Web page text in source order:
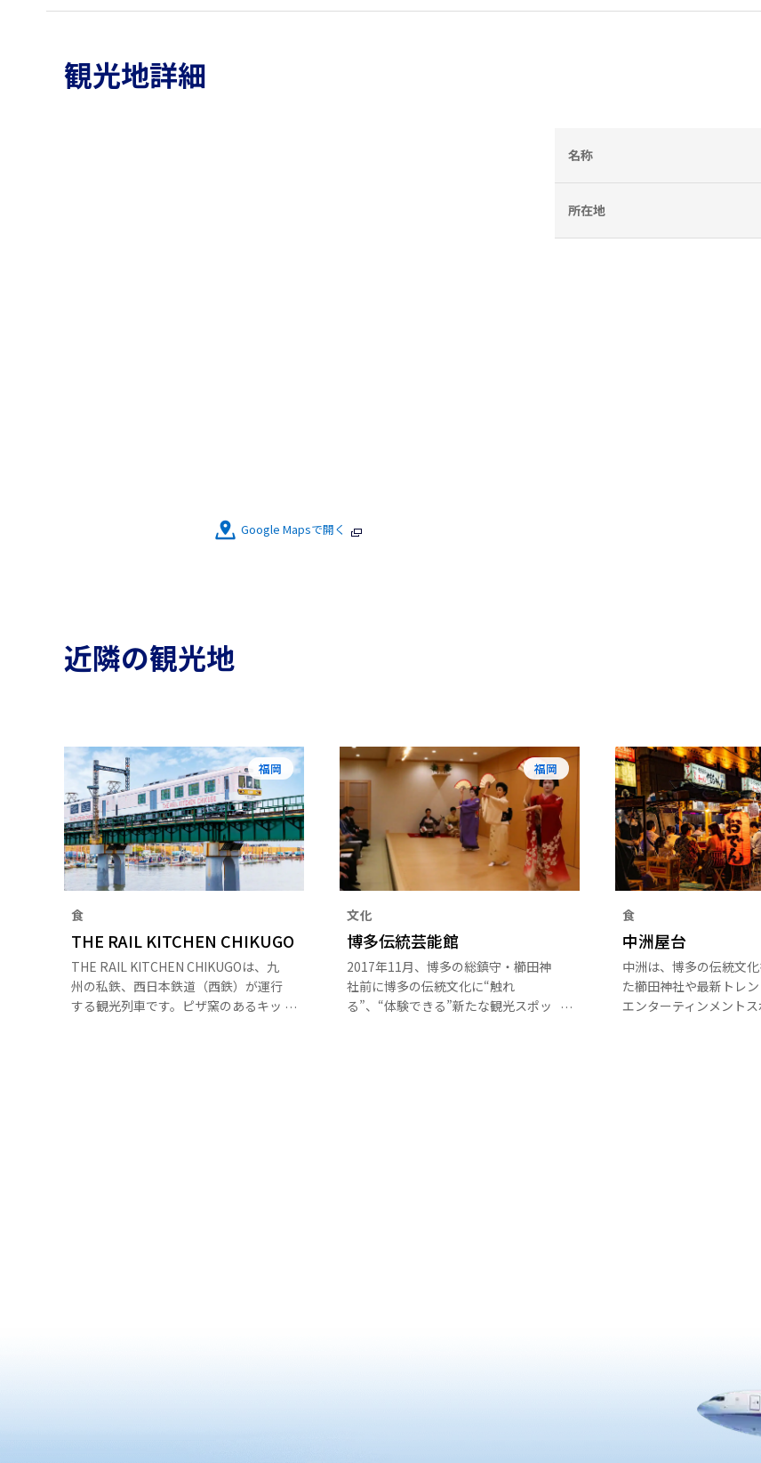
観光地詳細
Google Mapsで開く
名称
所在地
近隣の観光地
福岡
食
THE RAIL KITCHEN CHIKUGO
THE RAIL KITCHEN CHIKUGOは、九
州の私鉄、西日本鉄道（西鉄）が運行
する観光列車です。ピザ窯のあるキッ
福岡
文化
博多伝統芸能館
2017年11月、博多の総鎮守・櫛田神
社前に博多の伝統文化に“触れ
る”、“体験できる”新たな観光スポッ
食
中洲屋台
中洲は、博多の伝統文
た櫛田神社や最新トレ
エンターティンメント